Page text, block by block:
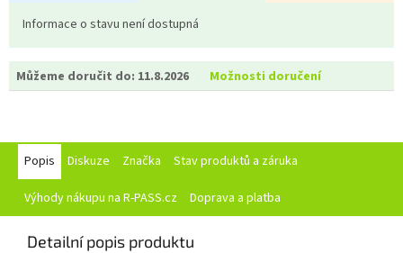
Informace o stavu není dostupná
Můžeme doručit do: 11.8.2026 Možnosti doručení
Popis Diskuze Značka Stav produktů a záruka
Výhody nákupu na R-PASS.cz Doprava a platba
Detailní popis produktu